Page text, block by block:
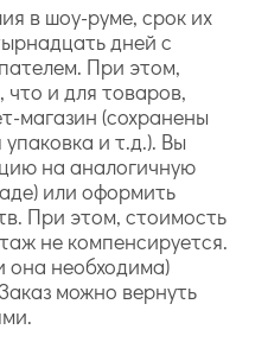
в шоу-руме, срок их
дней с
При этом,
что и для товаров,
магазин (сохранены
и т.д.). Вы
на аналогичную
или оформить
При этом, стоимость
не компенсируется.
она необходима)
можно вернуть